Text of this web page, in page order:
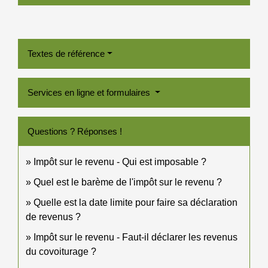
Textes de référence
Services en ligne et formulaires
Questions ? Réponses !
Impôt sur le revenu - Qui est imposable ?
Quel est le barème de l'impôt sur le revenu ?
Quelle est la date limite pour faire sa déclaration
de revenus ?
Impôt sur le revenu - Faut-il déclarer les revenus
du covoiturage ?